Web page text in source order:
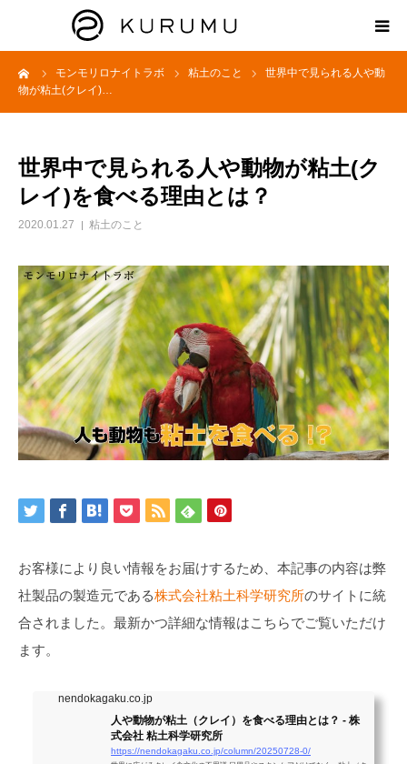
モンモリロナイトラボ 粘土のこと
世界中で見られる人や動
物が粘土(クレイ)…
世界中で見られる人や動物が粘土(ク
レイ)を食べる理由とは？
2020.01.27 粘土のこと
お客様により良い情報をお届けするため、本記事の内容は弊
社製品の製造元である株式会社粘土科学研究所のサイトに統
合されました。最新かつ詳細な情報はこちらでご覧いただけ
ます。
nendokagaku.co.jp
人や動物が粘土（クレイ）を食べる理由とは？ - 株
式会社 粘土科学研究所
https://nendokagaku.co.jp/column/20250728-0/
HOME
プロダクト
モンモリロナイトラボ
お知らせ
えどがわ楽市